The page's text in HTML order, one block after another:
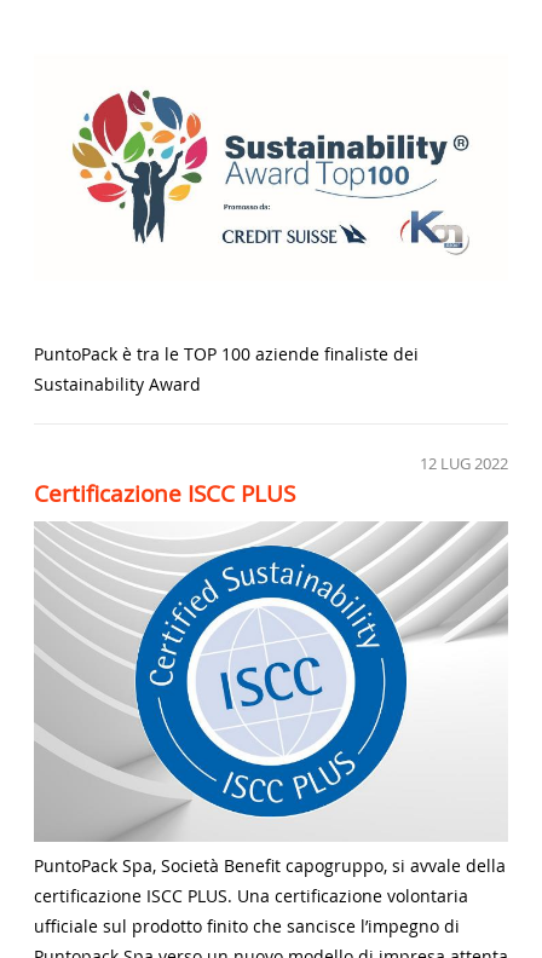
PuntoPack è tra le TOP 100 aziende finaliste dei
Sustainability Award
12 LUG 2022
Certificazione ISCC PLUS
PuntoPack Spa, Società Benefit capogruppo, si avvale della
certificazione ISCC PLUS. Una certificazione volontaria
ufficiale sul prodotto finito che sancisce l’impegno di